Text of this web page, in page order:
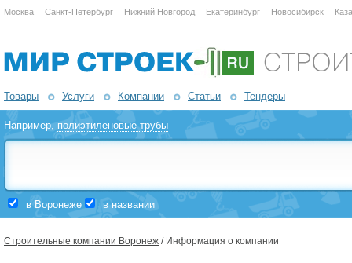
Москва Санкт-Петербург Нижний Новгород Екатеринбург Новосибирск
Товары Услуги Компании Статьи Тендеры
Например,полиэтиленовые трубы
в Воронеже в названии
Строительные компании Воронеж / Информация о компании